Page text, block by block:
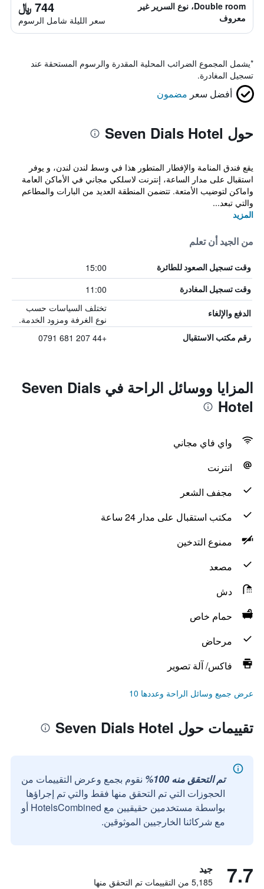
Double room، نوع السرير غير
معروف
744 ﷼
سعر الليلة شامل الرسوم
*يشمل المجموع الضرائب المحلية المقدرة والرسوم المستحقة عند
تسجيل المغادرة.
أفضل سعر مضمون
حول Seven Dials Hotel
يقع فندق المنامة والإفطار المتطور هذا في وسط لندن لندن، و يوفر
استقبال على مدار الساعة، إنترنت لاسلكي مجاني في الأماكن العامة
واماكن لتوضيب الأمتعة. تتضمن المنطقة العديد من البارات والمطاعم
والتي تبعد...
المزيد
من الجيد أن تعلم
وقت تسجيل الصعود للطائرة 15:00
وقت تسجيل المغادرة 11:00
الدفع والإلغاء
تختلف السياسات حسب
نوع الغرفة ومزود الخدمة.
رقم مكتب الاستقبال +44 207 681 0791
المزايا ووسائل الراحة في Seven Dials
Hotel
واي فاي مجاني
انترنت
مجفف الشعر
مكتب استقبال على مدار 24 ساعة
ممنوع التدخين
مصعد
دش
حمام خاص
مرحاض
فاكس/ آلة تصوير
عرض جميع وسائل الراحة وعددها 10
تقييمات حول Seven Dials Hotel
تم التحقق منه 100%
نقوم بجمع وعرض التقييمات من
الحجوزات التي تم التحقق منها فقط والتي تم إجراؤها
بواسطة مستخدمين حقيقيين مع HotelsCombined أو
مع شركائنا الخارجيين الموثوقين.
7.7 جيد
5,185 من التقييمات تم التحقق منها